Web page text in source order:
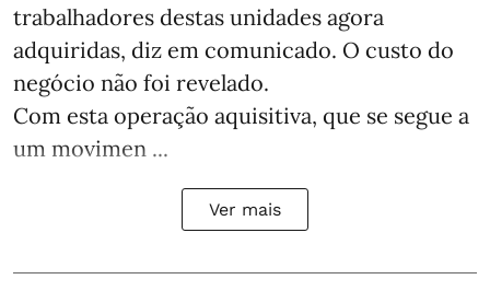
trabalhadores destas unidades agora
adquiridas, diz em comunicado. O custo do
negócio não foi revelado.
Com esta operação aquisitiva, que se segue a
um movimen ...
Ver mais